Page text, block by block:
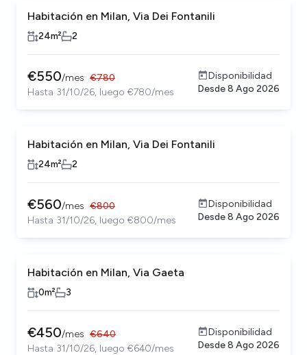
Habitación en Milan, Via Dei Fontanili
24m² 2
€550/mes €780
Hasta 31/10/26, luego €780/mes
Disponibilidad
Desde8 Ago 2026
Habitación en Milan, Via Dei Fontanili
24m² 2
€560/mes €800
Hasta 31/10/26, luego €800/mes
Disponibilidad
Desde8 Ago 2026
Habitación en Milan, Via Gaeta
0m² 3
€450/mes €640
Hasta 31/10/26, luego €640/mes
Disponibilidad
Desde8 Ago 2026